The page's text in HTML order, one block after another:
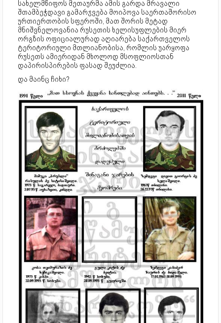
სახელმწიფოს მეთაურმა ამის გარდა მრავალი
შთამბეჭდავი გამარჯვება მოიპოვა საერთაშორისო
ურთიერთობის სფეროში, მათ შორის მეტად
მნიშვნელოვანია რუსეთის ხელისუფლების მიერ
ორგზის ოფიციალურად აღიარება საქართველოს
ტერიტორიული მთლიანობისა, რომლის უარყოფა
რუსეთს ამიერიდან მხოლოდ მსოფლიოსთან
დაპირისპირების ფასად შეუძლია.
და მაინც ჩიხი?